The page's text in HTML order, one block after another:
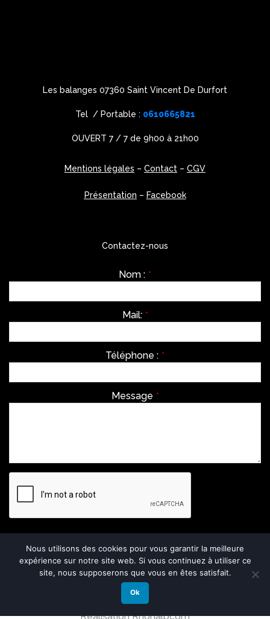
Les balanges 07360 Saint Vincent De Durfort
Tel / Portable : 0610665821
OUVERT 7 / 7 de 9h00 à 21h00
Mentions légales – Contact – CGV
Présentation – Facebook
Contactez-nous
Nom : *
Mail: *
Téléphone : *
Message *
Envoyer
Réalisation Rhonalpcom
Nous utilisons des cookies pour vous garantir la meilleure
expérience sur notre site web. Si vous continuez à utiliser ce
site, nous supposerons que vous en êtes satisfait.
Ok